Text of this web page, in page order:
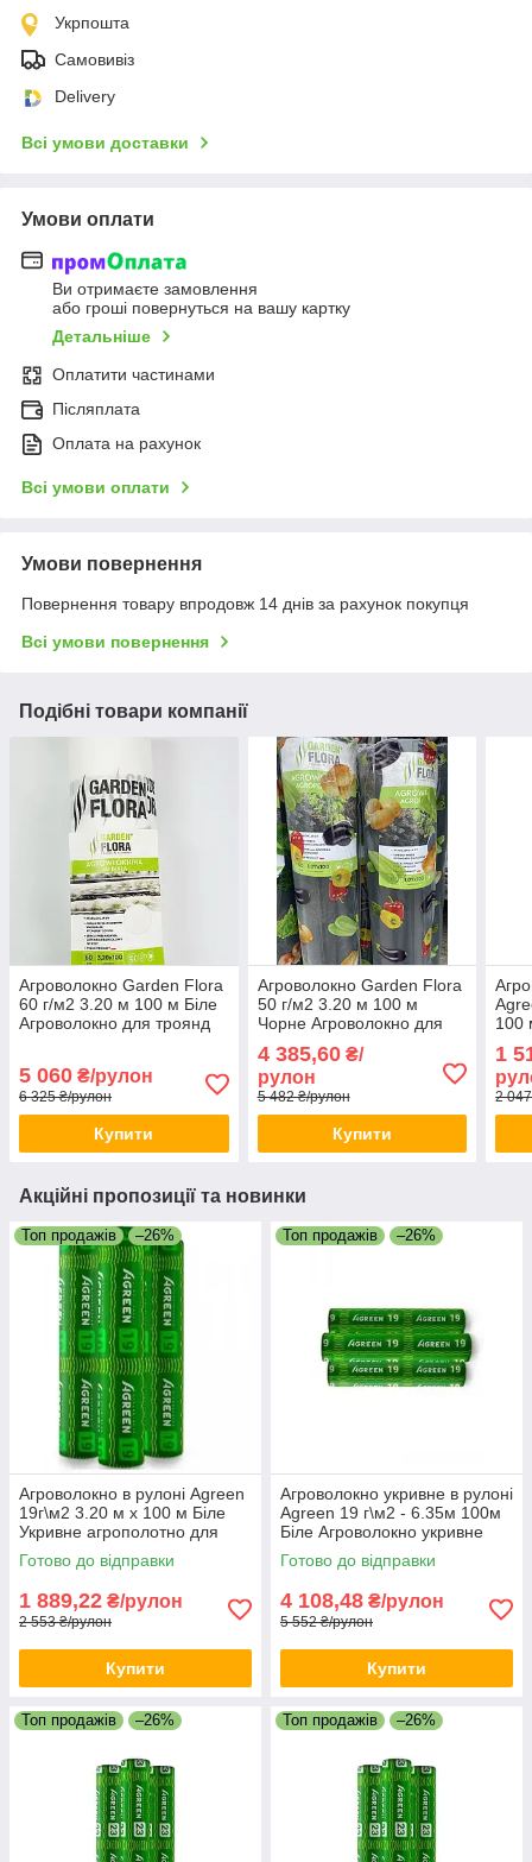
Укрпошта
Самовивіз
Delivery
Всі умови доставки
Умови оплати
Ви отримаєте замовлення
або гроші повернуться на вашу картку
Детальніше
Оплатити частинами
Післяплата
Оплата на рахунок
Всі умови оплати
Умови повернення
Повернення товару впродовж 14 днів за рахунок покупця
Всі умови повернення
Подібні товари компанії
Агроволокно Garden Flora
60 г/м2 3.20 м 100 м Біле
Агроволокно для троянд
5 060 ₴/рулон
6 325 ₴/рулон
Купити
Агроволокно Garden Flora
50 г/м2 3.20 м 100 м
Чорне Агроволокно для
мульчування Агрополотно
для городу
4 385,60₴/
рулон
5 482 ₴/рулон
Купити
100
для
1
2
Акційні пропозиції та новинки
Топ продажів –26%
Агроволокно в рулоні Agreen
19г\м2 3.20 м х 100 м Біле
Укривне агрополотно для
грядок Агрополотно для саду
Готово до відправки
1 889,22 ₴/рулон
2 553 ₴/рулон
Купити
Топ продажів –26%
Агроволокно укривне в рулоні
Agreen 19 г\м2 - 6.35м 100м
Біле Агроволокно укривне
для фермерів
Готово до відправки
4 108,48 ₴/рулон
5 552 ₴/рулон
Купити
Топ продажів –26% Топ продажів –26%